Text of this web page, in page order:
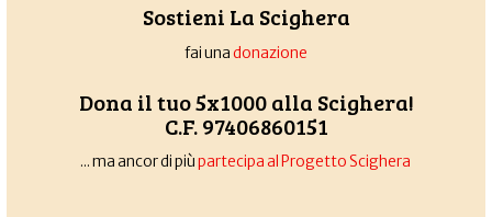
Sostieni La Scighera
fai unadonazione
Dona il tuo 5x1000 alla Scighera!
C.F. 97406860151
... ma ancor di piùpartecipa al Progetto Scighera